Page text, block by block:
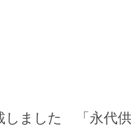
ました 「永代供